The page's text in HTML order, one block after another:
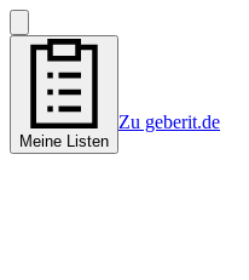
Meine Listen
Zu geberit.de